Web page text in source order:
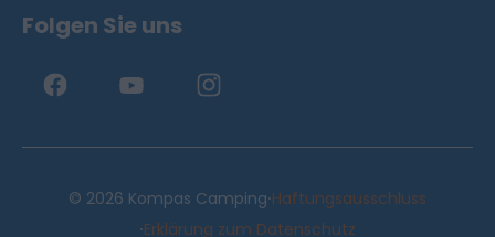
Folgen Sie uns
© 2026 Kompas Camping·Haftungsausschluss
·Erklärung zum Datenschutz